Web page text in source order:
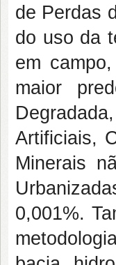
de Perdas
do uso da
em
maior
Artificiais,
Minerais
0,001%.